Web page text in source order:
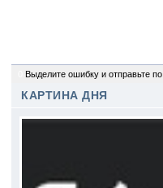
Выделите ошибку и отправьте по
КАРТИНА ДНЯ